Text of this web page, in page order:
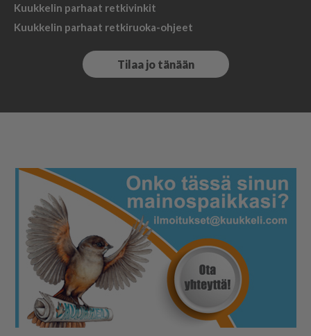
Kuukkelin parhaat retkivinkit
Kuukkelin parhaat retkiruoka-ohjeet
Tilaa jo tänään